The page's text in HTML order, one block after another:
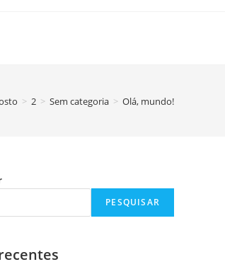
> 2 > Sem categoria > Olá, mundo!
PESQUISAR